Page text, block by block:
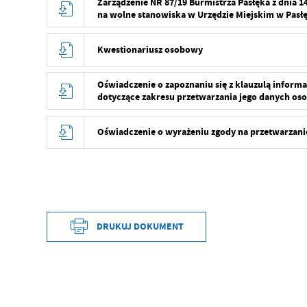
na wolne stanowiska w Urzędzie Miejskim w
Kwestionariusz osobowy
Oświadczenie o zapoznaniu się z klauzulą
dotyczące zakresu przetwarzania jego danych
Oświadczenie o wyrażeniu zgody na
DRUKUJ DOKUMENT